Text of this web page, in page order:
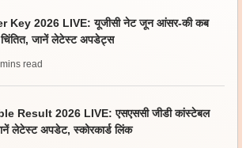
Key 2026 LIVE: यूजीसी नेट जून आंसर-की कब
चिंतित, जानें लेटेस्ट अपडेट्स
mins read
Result 2026 LIVE: एसएससी जीडी कांस्टेबल
लेटेस्ट अपडेट, स्कोरकार्ड लिंक